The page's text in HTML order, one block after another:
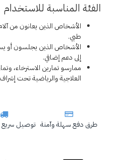
طرق دفع سهلة وآمنة توصيل سريع (2-3)
الفئة المناسبة للاستخدام
الأشخاص الذين يعانون من آلام
طبي.
الأشخاص الذين يجلسون أو
إلى دعم إضافي.
ممارسو تمارين الاسترخاء،
العلاجية والرياضية تحت